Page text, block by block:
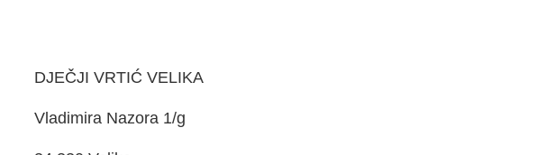
DJEČJI VRTIĆ VELIKA
Vladimira Nazora 1/g